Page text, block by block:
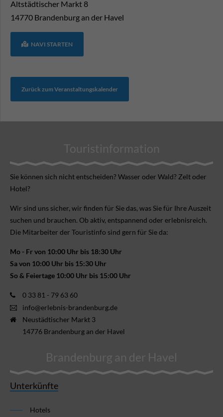
Altstädtischer Markt 8
14770 Brandenburg an der Havel
NAVI STARTEN
Zurück zum Veranstaltungskalender
Touristinformation
Sie können sich nicht ent­scheiden? Wasser oder Wald? Zelt oder
Hotel?
Wir sind uns sicher, wir finden für Sie das, was Sie für Ihre Aus­zeit
suchen und brauchen. Ob aktiv, ent­spannend oder erlebnis­reich.
Die Mitarbeiter der Touristinfo sind gern für Sie da:
Mo - Fr von 10:00 Uhr bis 18:30 Uhr
Sa von 10:00 Uhr bis 15:30 Uhr
So & Feiertage 10:00 Uhr bis 15:00 Uhr
0 33 81 - 79 63 60
info@erlebnis-brandenburg.de
Neustädtischer Markt 3
14776 Brandenburg an der Havel
Brandenburg an der Havel
Unterkünfte
Hotels